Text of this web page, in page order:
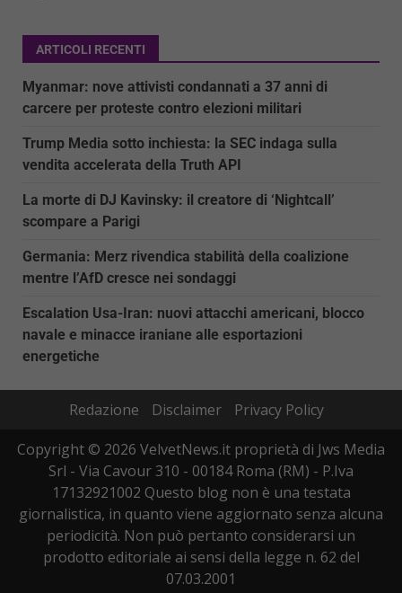
ARTICOLI RECENTI
Myanmar: nove attivisti condannati a 37 anni di
carcere per proteste contro elezioni militari
Trump Media sotto inchiesta: la SEC indaga sulla
vendita accelerata della Truth API
La morte di DJ Kavinsky: il creatore di ‘Nightcall’
scompare a Parigi
Germania: Merz rivendica stabilità della coalizione
mentre l’AfD cresce nei sondaggi
Escalation Usa-Iran: nuovi attacchi americani, blocco
navale e minacce iraniane alle esportazioni
energetiche
Redazione Disclaimer
Privacy Policy
Copyright © 2026 VelvetNews.it proprietà di Jws Media
Srl - Via Cavour 310 - 00184 Roma (RM) - P.Iva
17132921002 Questo blog non è una testata
giornalistica, in quanto viene aggiornato senza alcuna
periodicità. Non può pertanto considerarsi un
prodotto editoriale ai sensi della legge n. 62 del
07.03.2001